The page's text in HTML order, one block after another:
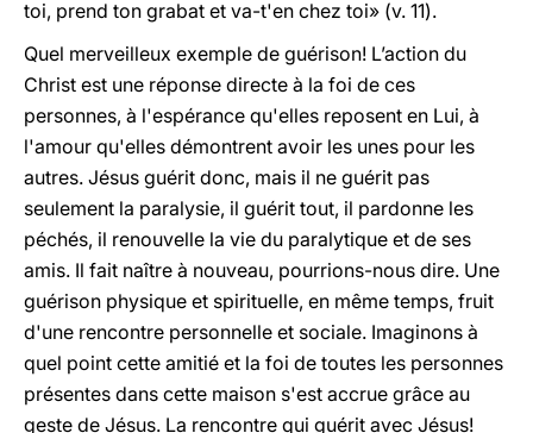
toi, prend ton grabat et va-t'en chez toi» (v. 11).
Quel merveilleux exemple de guérison! L’action du
Christ est une réponse directe à la foi de ces
personnes, à l'espérance qu'elles reposent en Lui, à
l'amour qu'elles démontrent avoir les unes pour les
autres. Jésus guérit donc, mais il ne guérit pas
seulement la paralysie, il guérit tout, il pardonne les
péchés, il renouvelle la vie du paralytique et de ses
amis. Il fait naître à nouveau, pourrions-nous dire. Une
guérison physique et spirituelle, en même temps, fruit
d'une rencontre personnelle et sociale. Imaginons à
quel point cette amitié et la foi de toutes les personnes
présentes dans cette maison s'est accrue grâce au
geste de Jésus. La rencontre qui guérit avec Jésus!